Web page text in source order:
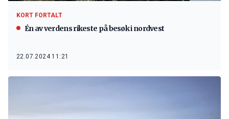
KORT FORTALT
Én av verdens rikeste på besøk i nordvest
22.07.2024 11:21